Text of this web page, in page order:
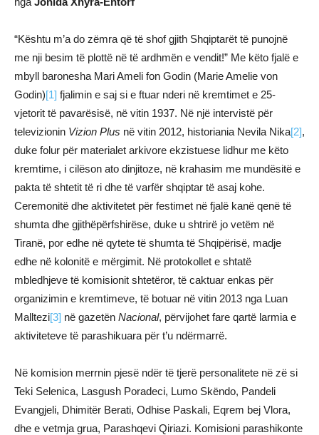
“Kështu m’a do zëmra që të shof gjith Shqiptarët të punojnë
me nji besim të plottë në të ardhmën e vendit!” Me këto fjalë e
mbyll baronesha Mari Ameli fon Godin (Marie Amelie von
Godin)[1] fjalimin e saj si e ftuar nderi në kremtimet e 25-
vjetorit të pavarësisë, në vitin 1937. Në një intervistë për
televizionin Vizion Plus në vitin 2012, historiania Nevila Nika[2],
duke folur për materialet arkivore ekzistuese lidhur me këto
kremtime, i cilëson ato dinjitoze, në krahasim me mundësitë e
pakta të shtetit të ri dhe të varfër shqiptar të asaj kohe.
Ceremonitë dhe aktivitetet për festimet në fjalë kanë qenë të
shumta dhe gjithëpërfshirëse, duke u shtrirë jo vetëm në
Tiranë, por edhe në qytete të shumta të Shqipërisë, madje
edhe në kolonitë e mërgimit. Në protokollet e shtatë
mbledhjeve të komisionit shtetëror, të caktuar enkas për
organizimin e kremtimeve, të botuar në vitin 2013 nga Luan
Malltezi[3] në gazetën Nacional, përvijohet fare qartë larmia e
aktiviteteve të parashikuara për t’u ndërmarrë.
Në komision merrnin pjesë ndër të tjerë personalitete në zë si
Teki Selenica, Lasgush Poradeci, Lumo Skëndo, Pandeli
Evangjeli, Dhimitër Berati, Odhise Paskali, Eqrem bej Vlora,
dhe e vetmja grua, Parashqevi Qiriazi. Komisioni parashikonte